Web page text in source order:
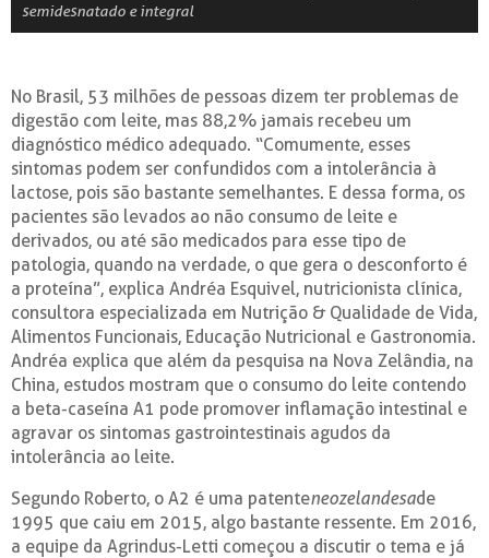
semidesnatado e integral
No Brasil, 53 milhões de pessoas dizem ter problemas de
digestão com leite, mas 88,2% jamais recebeu um
diagnóstico médico adequado. “Comumente, esses
sintomas podem ser confundidos com a intolerância à
lactose, pois são bastante semelhantes. E dessa forma, os
pacientes são levados ao não consumo de leite e
derivados, ou até são medicados para esse tipo de
patologia, quando na verdade, o que gera o desconforto é
a proteína”, explica Andréa Esquivel, nutricionista clínica,
consultora especializada em Nutrição & Qualidade de Vida,
Alimentos Funcionais, Educação Nutricional e Gastronomia.
Andréa explica que além da pesquisa na Nova Zelândia, na
China, estudos mostram que o consumo do leite contendo
a beta-caseína A1 pode promover inflamação intestinal e
agravar os sintomas gastrointestinais agudos da
intolerância ao leite.
Segundo Roberto, o A2 é uma patenteneozelandesade
1995 que caiu em 2015, algo bastante ressente. Em 2016,
a equipe da Agrindus-Letti começou a discutir o tema e já